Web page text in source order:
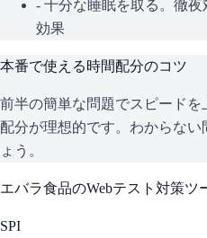
- 十分な睡眠を取る。徹
効果
本番で使える時間配分のコツ
前半の簡単な問題でスピード
配分が理想的です。わからな
ょう。
エバラ食品のWebテスト対策ツ
SPI